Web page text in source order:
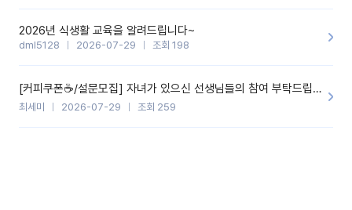
2026년 식생활 교육을 알려드립니다~
dml5128 2026-07-29 조회 198
[커피쿠폰☕️/설문모집] 자녀가 있으신 선생님들의 참여 부탁드립니다!!
최세미 2026-07-29 조회 259